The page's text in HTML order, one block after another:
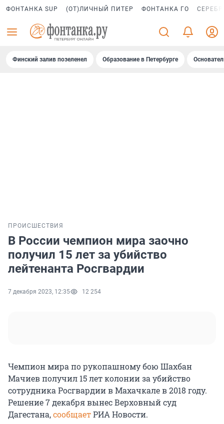
ФОНТАНКА SUP (ОТ)ЛИЧНЫЙ ПИТЕР ФОНТАНКА ГО
Финский залив позеленел Образование в Петербурге
ПРОИСШЕСТВИЯ
В России чемпион мира заочно
получил 15 лет за убийство
лейтенанта Росгвардии
7 декабря 2023, 12:35 12 254
Чемпион мира по рукопашному бою Шахбан
Мачиев получил 15 лет колонии за убийство
сотрудника Росгвардии в Махачкале в 2018 году.
Решение 7 декабря вынес Верховный суд
Дагестана,сообщаетРИА Новости.